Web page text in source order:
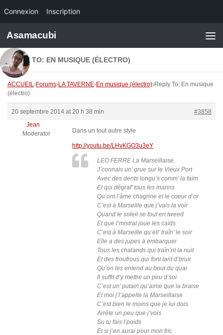
Connexion Inscription
Skip to content
Asamacubi
REPLY TO: EN MUSIQUE (ÉLECTRO)
ACCUEIL›Forums›LA TAVERNE›En musique (électro)›Reply To: En musique
(électro)
20 septembre 2014 at 20 h 38 min
#3858
Jean
Moderator
Dans un tout autre style
http://youtu.be/LHvKGO3u3eY
LEO FERRE La Marseillaise.
J’connais un’ grue sur le Vieux Port
Avec des dents longu’s comm’ la faim
Et qui dégraf’ tous les marins
Qu’ont l’âme chagrine et le coeur d’or
C’est à Marseille que j’vais la voir
Quand le soleil se fout en tweed
Et que l’mistral joue les caïds
C’est à Marseille qu’ell’ traîn’ le soir
Elle a des jupes à embarquer
Tous les chalands qui traîn’nt la nuit
Et des froufrous qui font tant d’bruit
Qu’on les entend au bout du quai
Il suffit d’y mettre un peu d’soi
C’est un’ putain qu’aime que la braise
Et moi j’l’appelle la Marseillaise
C’est bien le moins que je lui dois
Arrête un peu que j’vois
Su tu fais l’poids
Et si j’en aurai pour mon fric